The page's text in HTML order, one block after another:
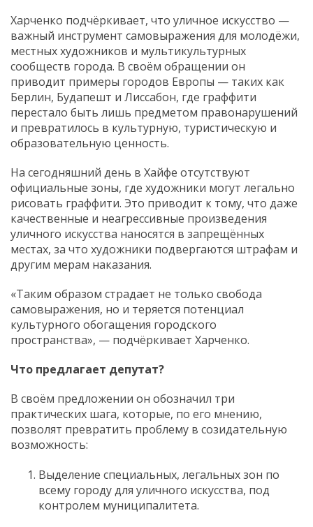
Харченко подчёркивает, что уличное искусство —
важный инструмент самовыражения для молодёжи,
местных художников и мультикультурных
сообществ города. В своём обращении он
приводит примеры городов Европы — таких как
Берлин, Будапешт и Лиссабон, где граффити
перестало быть лишь предметом правонарушений
и превратилось в культурную, туристическую и
образовательную ценность.
На сегодняшний день в Хайфе отсутствуют
официальные зоны, где художники могут легально
рисовать граффити. Это приводит к тому, что даже
качественные и неагрессивные произведения
уличного искусства наносятся в запрещённых
местах, за что художники подвергаются штрафам и
другим мерам наказания.
«Таким образом страдает не только свобода
самовыражения, но и теряется потенциал
культурного обогащения городского
пространства», — подчёркивает Харченко.
Что предлагает депутат?
В своём предложении он обозначил три
практических шага, которые, по его мнению,
позволят превратить проблему в созидательную
возможность:
Выделение специальных, легальных зон по
всему городу для уличного искусства, под
контролем муниципалитета.